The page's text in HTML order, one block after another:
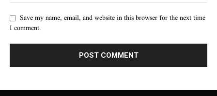
Save my name, email, and website in this browser for the next time
I comment.